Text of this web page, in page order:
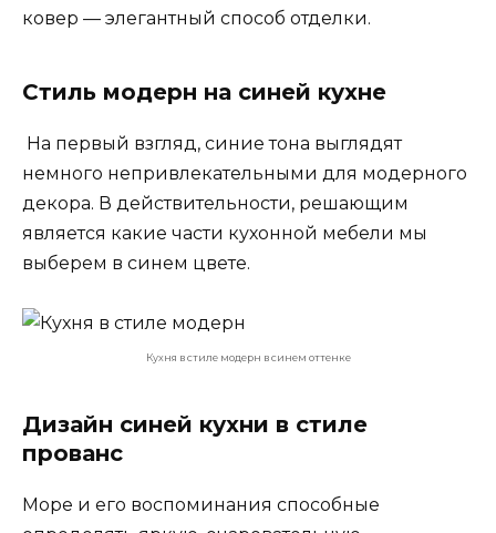
ковер — элегантный способ отделки.
Стиль модерн на синей кухне
На первый взгляд, синие тона выглядят
немного непривлекательными для модерного
декора. В действительности, решающим
является какие части кухонной мебели мы
выберем в синем цвете.
Кухня в стиле модерн в синем оттенке
Дизайн синей кухни в стиле
прованс
Море и его воспоминания способные